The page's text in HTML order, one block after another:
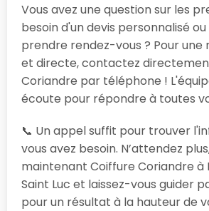
Vous avez une question sur les
besoin d'un devis personnalisé
prendre rendez-vous ? Pour une
et directe, contactez
Coriandre par téléphone !
écoute pour répondre à toutes
📞 Un appel suffit pour trouver
vous avez besoin. N’attendez
maintenant Coiffure Coriandre à
Saint Luc et laissez-vous guider
pour un résultat à la hauteur de